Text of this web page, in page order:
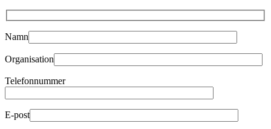
Namn
Organisation
Telefonnummer
E-post